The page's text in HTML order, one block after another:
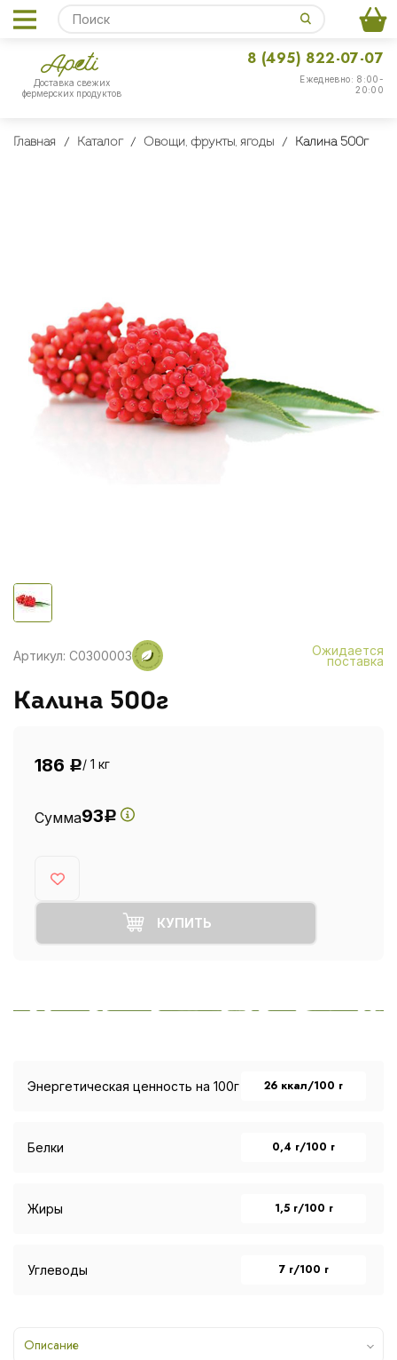
Доставка свежих
фермерских продуктов
Ежедневно: 8:00-
20:00
8 (495) 822-07-07
Главная Каталог Овощи, фрукты, ягоды Калина 500г
Артикул: C0300003 Ожидается
поставка
Калина 500г
186 Р/ 1 кг
Сумма93Р
КУПИТЬ
Энергетическая ценность на 100г 26 ккал/100 г
Белки 0,4 г/100 г
Жиры 1,5 г/100 г
Углеводы 7 г/100 г
Описание